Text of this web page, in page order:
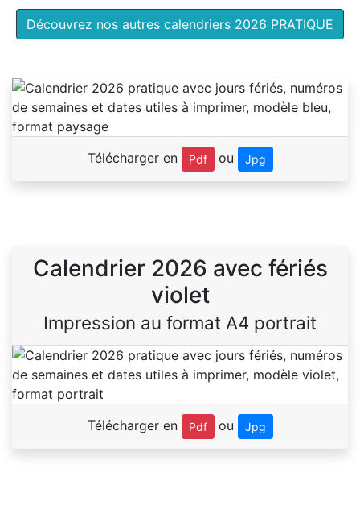
Découvrez nos autres calendriers 2026 PRATIQUE
Télécharger en Pdf ou Jpg
Calendrier 2026 avec fériés
violet
Impression au format A4 portrait
Télécharger en Pdf ou Jpg